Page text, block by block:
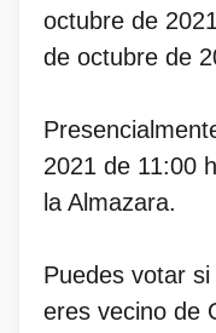
octubre de
de octubre de
2021 de 11:00
la Almazara.
Puedes votar
eres vecino de